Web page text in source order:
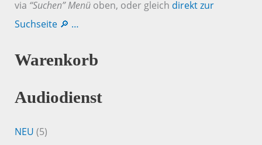
via “Suchen” Menüoben, oder gleich direkt zur
Suchseite 🔎 …
Warenkorb
Audiodienst
NEU (5)